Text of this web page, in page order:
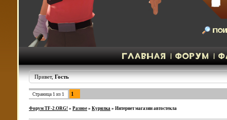
Привет,Гость
Страница 1 из 1 1
Форум TF-2.ORG! » Разное » Курилка » Интернет магазин автостекла